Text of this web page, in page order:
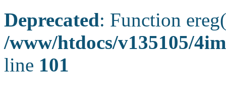
Deprecated: Function
/www/htdocs/v135105/
line 101